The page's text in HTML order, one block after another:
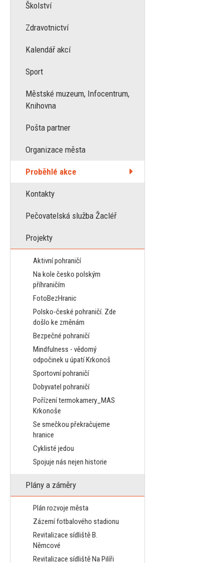
Školství
Zdravotnictví
Kalendář akcí
Sport
Městské muzeum, Infocentrum,
Knihovna
Pošta partner
Organizace města
Proběhlé akce
Kontakty
Pečovatelská služba Žacléř
Projekty
Aktivní pohraničí
Na kole česko polským
příhraničím
FotoBezHranic
Polsko-české pohraničí. Zde
došlo ke změnám
Bezpečné pohraničí
Mindfulness - vědomý
odpočinek u úpatí Krkonoš
Sportovní pohraničí
Dobyvatel pohraničí
Pořízení termokamery_MAS
Krkonoše
Se smečkou překračujeme
hranice
Cyklisté jedou
Spojuje nás nejen historie
Plány a záměry
Plán rozvoje města
Zázemí fotbalového stadionu
Revitalizace sídliště B.
Němcové
Revitalizace sídliště Na Pilíři